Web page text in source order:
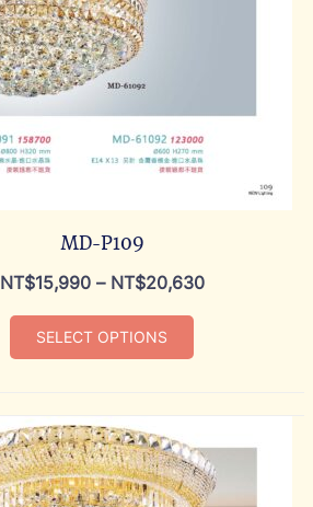
MD-P109
NT$15,990– NT$20,630
SELECT OPTIONS